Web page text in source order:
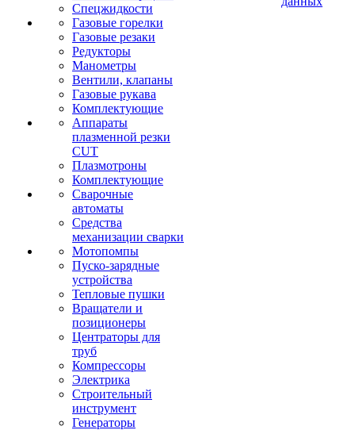
Спецжидкости
Газовые горелки
Газовые резаки
Редукторы
Манометры
Вентили, клапаны
Газовые рукава
Комплектующие
Аппараты
плазменной резки
CUT
Плазмотроны
Комплектующие
Сварочные
автоматы
Средства
механизации сварки
Мотопомпы
Пуско-зарядные
устройства
Тепловые пушки
Вращатели и
позиционеры
Центраторы для
труб
Компрессоры
Электрика
Строительный
инструмент
Генераторы